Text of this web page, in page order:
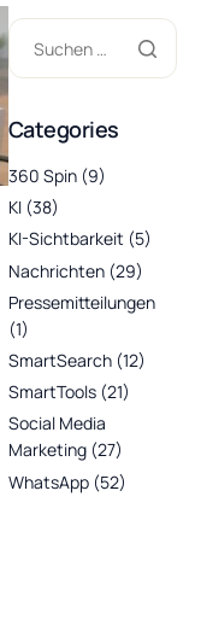
Categories
360 Spin(9)
KI(38)
KI-Sichtbarkeit (5)
Nachrichten(29)
Pressemitteilungen
(1)
SmartSearch(12)
SmartTools(21)
Social Media
Marketing(27)
WhatsApp(52)